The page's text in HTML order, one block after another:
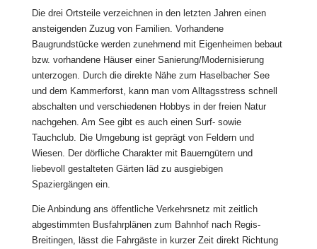
Die drei Ortsteile verzeichnen in den letzten Jahren einen
ansteigenden Zuzug von Familien. Vorhandene
Baugrundstücke werden zunehmend mit Eigenheimen bebaut
bzw. vorhandene Häuser einer Sanierung/Modernisierung
unterzogen. Durch die direkte Nähe zum Haselbacher See
und dem Kammerforst, kann man vom Alltagsstress schnell
abschalten und verschiedenen Hobbys in der freien Natur
nachgehen. Am See gibt es auch einen Surf- sowie
Tauchclub. Die Umgebung ist geprägt von Feldern und
Wiesen. Der dörfliche Charakter mit Bauerngütern und
liebevoll gestalteten Gärten läd zu ausgiebigen
Spaziergängen ein.
Die Anbindung ans öffentliche Verkehrsnetz mit zeitlich
abgestimmten Busfahrplänen zum Bahnhof nach Regis-
Breitingen, lässt die Fahrgäste in kurzer Zeit direkt Richtung